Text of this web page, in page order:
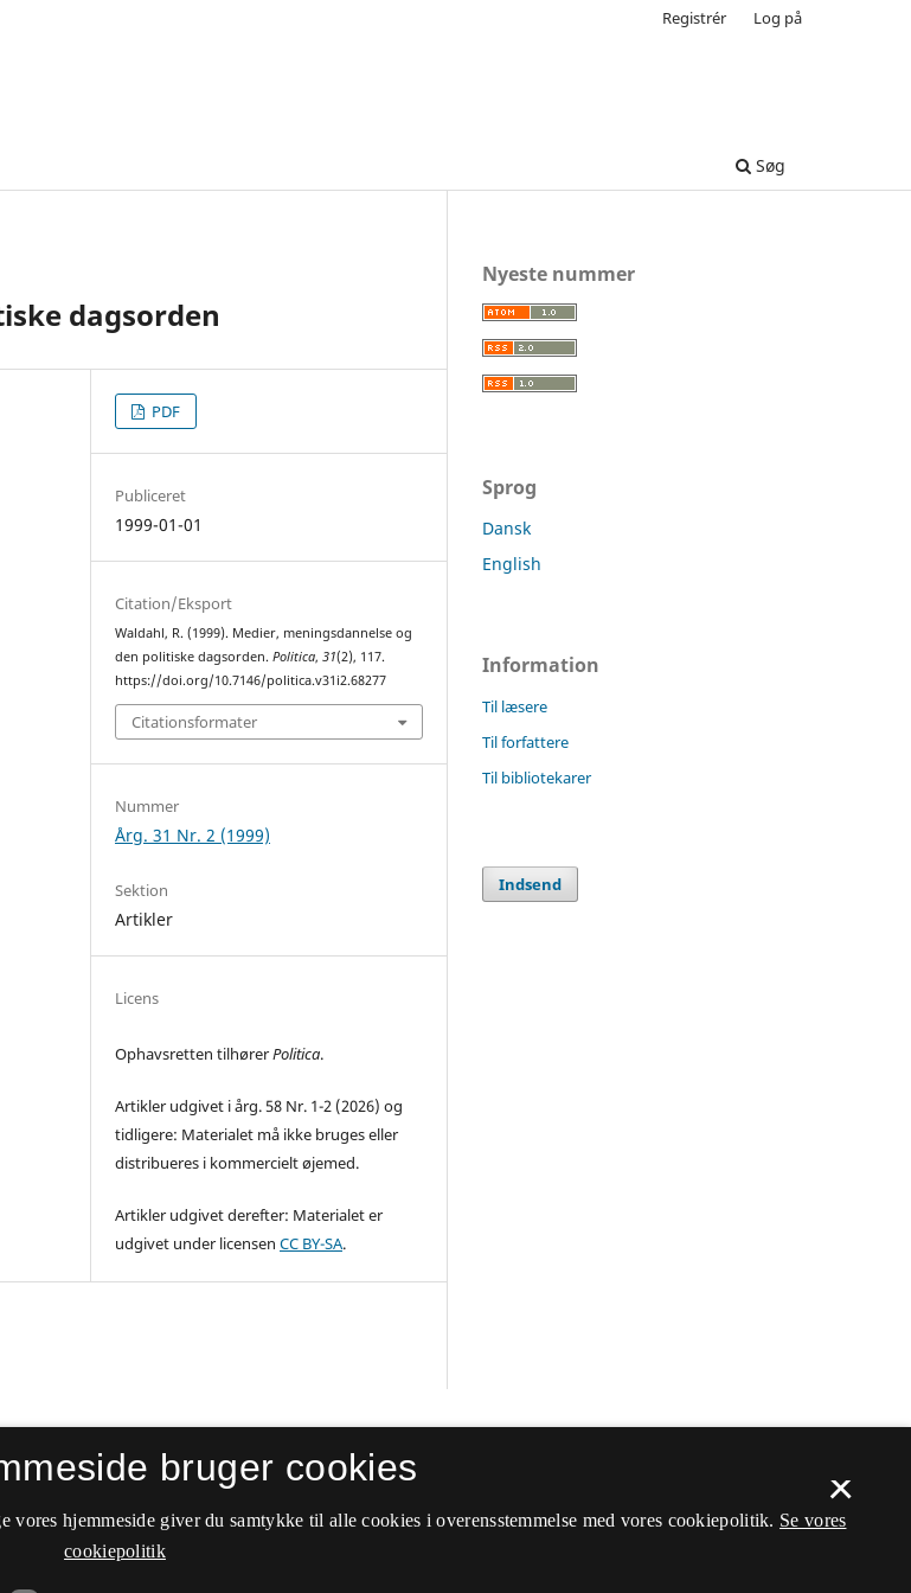
Søg
Registrér Log på
dagsorden
PDF
Publiceret
1999-01-01
Citation/Eksport
Waldahl, R. (1999). Medier, meningsdannelse og
den politiske dagsorden.Politica,31(2), 117.
https://doi.org/10.7146/politica.v31i2.68277
Citationsformater
Nummer
Årg. 31 Nr. 2 (1999)
Sektion
Artikler
Licens
Ophavsretten tilhørerPolitica.
Artikler udgivet i årg. 58 Nr. 1-2 (2026) og
tidligere: Materialet må ikke bruges eller
distribueres i kommercielt øjemed.
Artikler udgivet derefter: Materialet er
udgivet under licensenCC BY-SA.
Nyeste nummer
Sprog
Dansk
English
Information
Til læsere
Til forfattere
Til bibliotekarer
Indsend
×
bruger cookies
hjemmeside giver du samtykke til alle cookies i overensstemmelse med vores cookiepolitik. Se vores
cookiepolitik